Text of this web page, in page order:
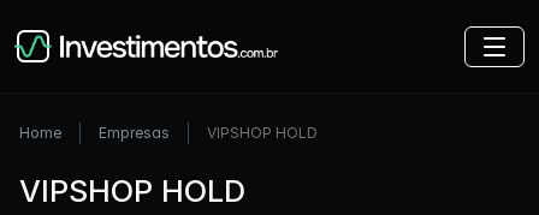
Home Empresas VIPSHOP HOLD
VIPSHOP HOLD